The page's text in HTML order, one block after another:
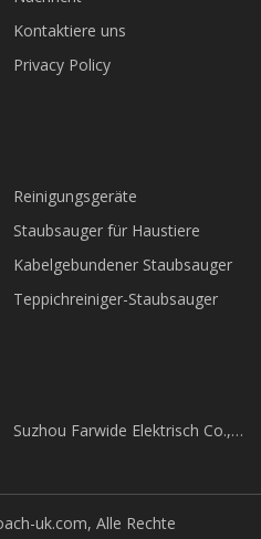
Kontaktiere uns
Privacy Policy
Reinigungsgeräte
Staubsauger für Haustiere
Kabelgebundener Staubsauger
Teppichreiniger-Staubsauger
Suzhou Farwide Elektrisch Co.,
uk.com, Alle Rechte